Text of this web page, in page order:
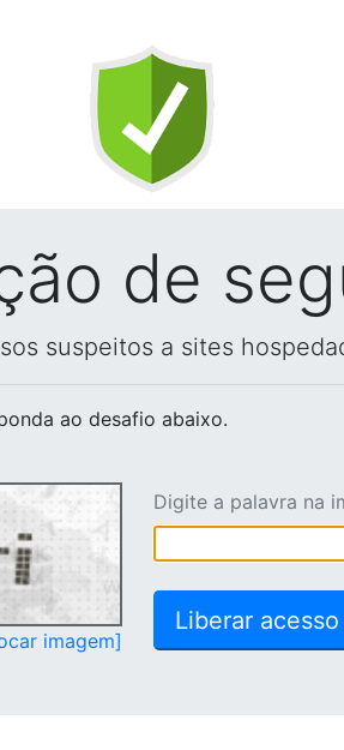
de
suspeitos a sites
ao desafio abaixo.
imagem]
Digite a palavra na